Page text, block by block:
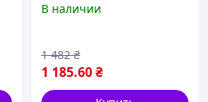
золотой
В наличии
1 185.60₴
1 482 ₴